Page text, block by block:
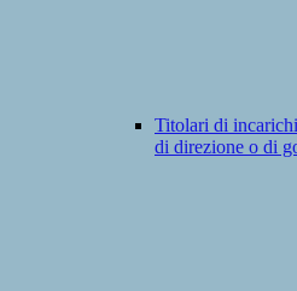
Titolari di
di direzione o di